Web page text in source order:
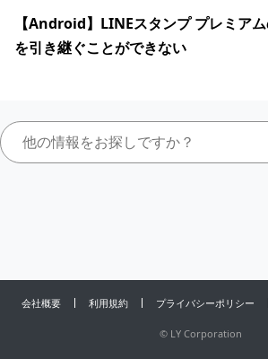
【Android】LINEスタンプ プレミア
を引き継ぐことができない
会社概要 利用規約 プライバシーポリシー
© LY Corporation